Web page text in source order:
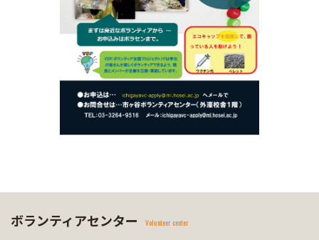
ボランティアセンター Volunteer center